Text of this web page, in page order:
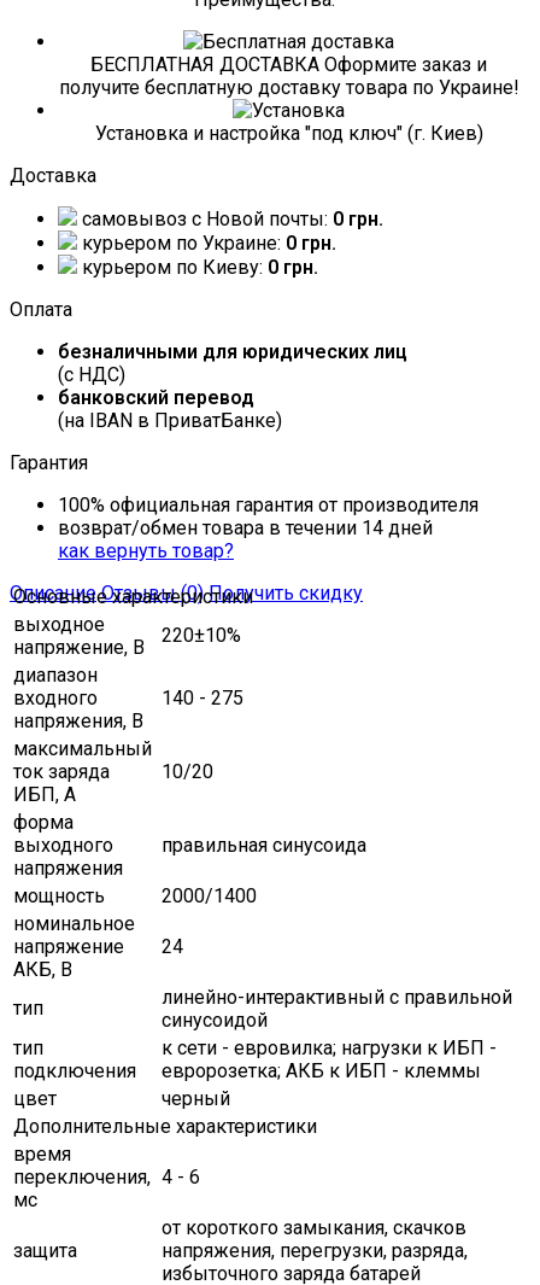
БЕСПЛАТНАЯ ДОСТАВКА Оформите заказ и
получите бесплатную доставку товара по Украине!
Установка и настройка "под ключ" (г. Киев)
Доставка
самовывоз c Новой почты: 0 грн.
курьером по Украине: 0 грн.
курьером по Киеву: 0 грн.
Оплата
безналичными для юридических лиц
(с НДС)
банковский перевод
(на IBAN в ПриватБанке)
Гарантия
100% официальная гарантия от производителя
возврат/обмен товара в течении 14 дней
как вернуть товар?
Описание Отзывы (0) Получить скидку
Основные характеристики
выходное
напряжение, В
220±10%
диапазон
входного
напряжения, В
140 - 275
максимальный
ток заряда
ИБП, A
10/20
форма
выходного
напряжения
правильная синусоида
мощность
2000/1400
номинальное
напряжение
АКБ, В
24
тип
линейно-интерактивный с правильной
синусоидой
тип
подключения
к сети - евровилка; нагрузки к ИБП -
евророзетка; АКБ к ИБП - клеммы
цвет
черный
Дополнительные характеристики
время
переключения,
мс
4 - 6
защита
от короткого замыкания, скачков
напряжения, перегрузки, разряда,
избыточного заряда батарей